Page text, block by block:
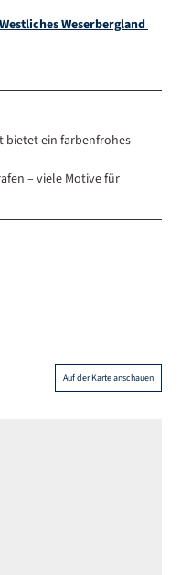
Weserbergland
bietet ein farbenfrohes
– viele Motive für
Auf der Karte anschauen